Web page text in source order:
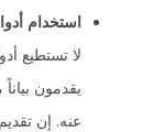
استخدام
لا تستطيع
يقدمون
عنه. إن